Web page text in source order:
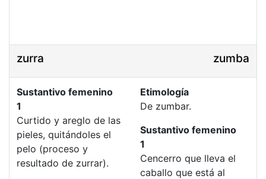
zurra zumba
Sustantivo femenino
1
Curtido y areglo de las
pieles, quitándoles el
pelo (proceso y
resultado de zurrar).
Etimología
De zumbar.
Sustantivo femenino
1
Cencerro que lleva el
caballo que está al